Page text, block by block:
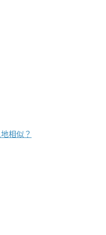
相似？